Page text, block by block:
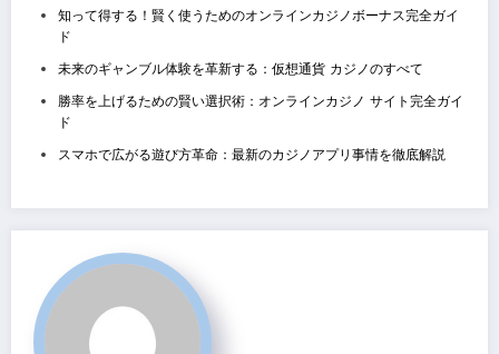
知って得する！賢く使うためのオンラインカジノボーナス完全ガイ
ド
未来のギャンブル体験を革新する：仮想通貨 カジノのすべて
勝率を上げるための賢い選択術：オンラインカジノ サイト完全ガイ
ド
スマホで広がる遊び方革命：最新のカジノアプリ事情を徹底解説